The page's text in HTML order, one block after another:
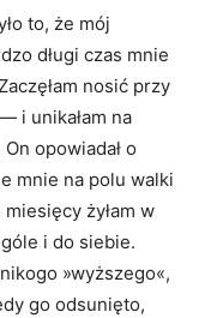
to, że mój
długi czas mnie
nosić przy
i unikałam na
opowiadał o
mnie na polu walki
żyłam w
i do siebie.
»wyższego«,
go odsunięto,